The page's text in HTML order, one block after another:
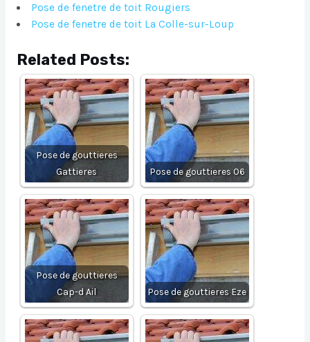
Pose de fenetre de toit Rougiers
Pose de fenetre de toit La Colle-sur-Loup
Related Posts:
Pose de gouttieres
Gattieres
Pose de gouttieres 06
Pose de gouttieres
Cap-d Ail
Pose de gouttieres Eze